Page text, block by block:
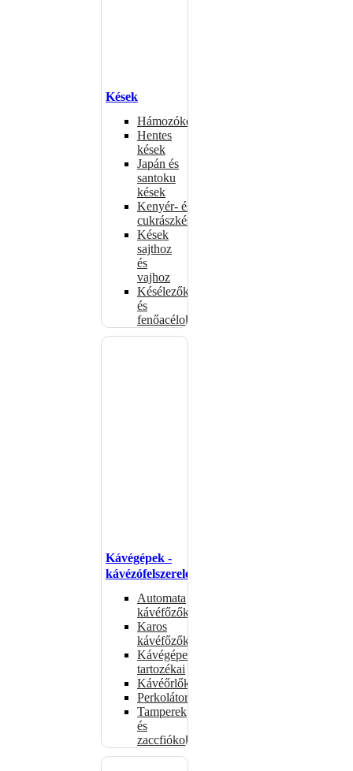
Kések
Hámozókések
Hentes
kések
Japán és
santoku
kések
Kenyér- és
cukrászkések
Kések
sajthoz
és
vajhoz
Késélezők
és
fenőacélok
Kávégépek -
kávézófelszerelés
Automata
kávéfőzők
Karos
kávéfőzők
Kávégépek
tartozékai
Kávéőrlők
Perkolátorok
Tamperek
és
zaccfiókok